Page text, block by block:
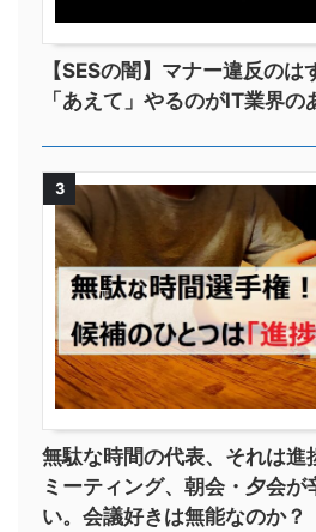
【SESの闇】マナー違反の
「あえて」やるのがIT業界の
3
無駄な時間の代表、それは進
ミーティング、朝会・夕会が
い。会議好きは無能なのか？